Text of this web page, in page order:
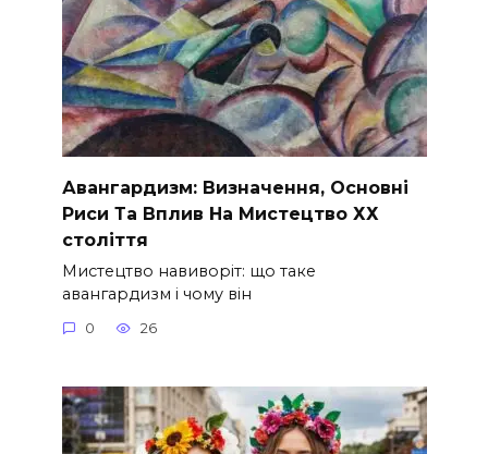
Авангардизм: Визначення, Основні
Риси Та Вплив На Мистецтво ХХ
століття
Мистецтво навиворіт: що таке
авангардизм і чому він
0 26